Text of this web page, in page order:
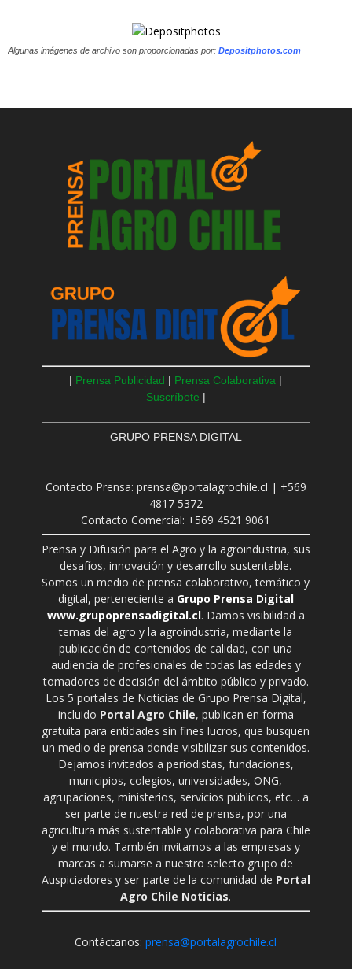
Algunas imágenes de archivo son proporcionadas por: Depositphotos.com
| Prensa Publicidad | Prensa Colaborativa |
Suscríbete |
GRUPO PRENSA DIGITAL
Contacto Prensa: prensa@portalagrochile.cl | +569
4817 5372
Contacto Comercial: +569 4521 9061
Prensa y Difusión para el Agro y la agroindustria, sus
desafíos, innovación y desarrollo sustentable.
Somos un medio de prensa colaborativo, temático y
digital, perteneciente a Grupo Prensa Digital
www.grupoprensadigital.cl. Damos visibilidad a
temas del agro y la agroindustria, mediante la
publicación de contenidos de calidad, con una
audiencia de profesionales de todas las edades y
tomadores de decisión del ámbito público y privado.
Los 5 portales de Noticias de Grupo Prensa Digital,
incluido Portal Agro Chile, publican en forma
gratuita para entidades sin fines lucros, que busquen
un medio de prensa donde visibilizar sus contenidos.
Dejamos invitados a periodistas, fundaciones,
municipios, colegios, universidades, ONG,
agrupaciones, ministerios, servicios públicos, etc… a
ser parte de nuestra red de prensa, por una
agricultura más sustentable y colaborativa para Chile
y el mundo. También invitamos a las empresas y
marcas a sumarse a nuestro selecto grupo de
Auspiciadores y ser parte de la comunidad de Portal
Agro Chile Noticias.
Contáctanos:prensa@portalagrochile.cl